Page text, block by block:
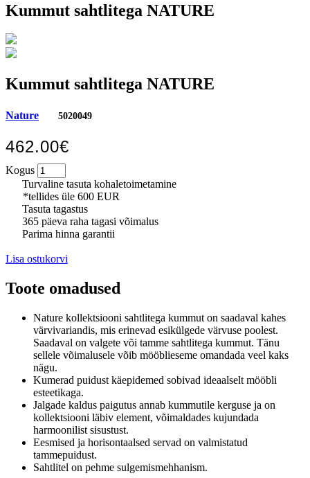
Kummut sahtlitega NATURE
Kummut sahtlitega NATURE
Nature 5020049
462.00€
Kogus
Turvaline tasuta kohaletoimetamine
*tellides üle 600 EUR
Tasuta tagastus
365 päeva raha tagasi võimalus
Parima hinna garantii
Lisa ostukorvi
Toote omadused
Nature kollektsiooni sahtlitega kummut on saadaval kahes
värvivariandis, mis erinevad esikülgede värvuse poolest.
Saadaval on valgete või tamme sahtlitega kummut. Tänu
sellele võimalusele võib mööblieseme omandada veel kaks
nägu.
Kumerad puidust käepidemed sobivad ideaalselt mööbli
esteetikaga.
Jalgade kaldus paigutus annab kummutile kerguse ja on
kollektsiooni läbiv element, võimaldades kujundada
harmoonilist sisustust.
Eesmised ja horisontaalsed servad on valmistatud
tammepuidust.
Sahtlitel on pehme sulgemismehhanism.